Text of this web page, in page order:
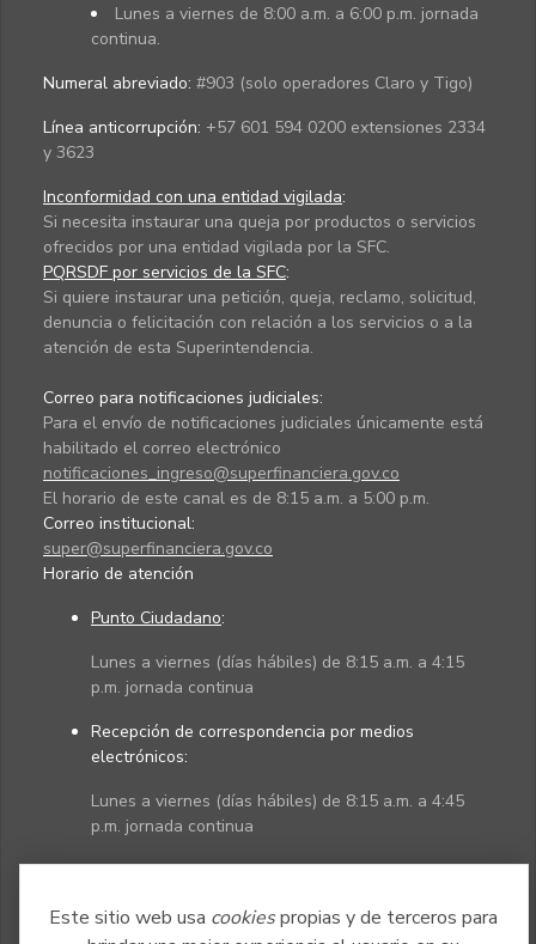
Este sitio web usa cookiespropias y de terceros para
Lunes a viernes de 8:00 a.m. a 6:00 p.m. jornada
continua.
Numeral abreviado: #903 (solo operadores Claro y Tigo)
Línea anticorrupción: +57 601 594 0200 extensiones 2334
y 3623
Inconformidad con una entidad vigilada:
Si necesita instaurar una queja por productos o servicios
ofrecidos por una entidad vigilada por la SFC.
PQRSDF por servicios de la SFC:
Si quiere instaurar una petición, queja, reclamo, solicitud,
denuncia o felicitación con relación a los servicios o a la
atención de esta Superintendencia.
Correo para notificaciones judiciales:
Para el envío de notificaciones judiciales únicamente está
habilitado el correo electrónico
notificaciones_ingreso@superfinanciera.gov.co
El horario de este canal es de 8:15 a.m. a 5:00 p.m.
Correo institucional:
super@superfinanciera.gov.co
Horario de atención
Punto Ciudadano:
Lunes a viernes (días hábiles) de 8:15 a.m. a 4:15
p.m. jornada continua
Recepción de correspondencia por medios
electrónicos:
Lunes a viernes (días hábiles) de 8:15 a.m. a 4:45
p.m. jornada continua